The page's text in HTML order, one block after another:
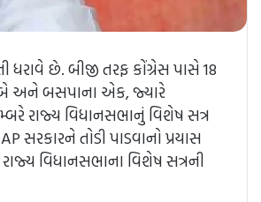
છે. બીજી તરફ કોંગ્રેસ પાસે 18
બે અને બસપાના એક, જ્યારે
રાજ્ય વિધાનસભાનું વિશેષ સત્ર
સરકારને તોડી પાડવાનો પ્રયાસ
વિધાનસભાના વિશેષ સત્રની